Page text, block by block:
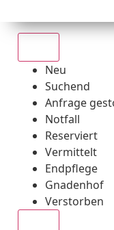
Neu
Suchend
Anfrage
Notfall
Reserviert
Vermittelt
Endpflege
Gnadenhof
Verstorben